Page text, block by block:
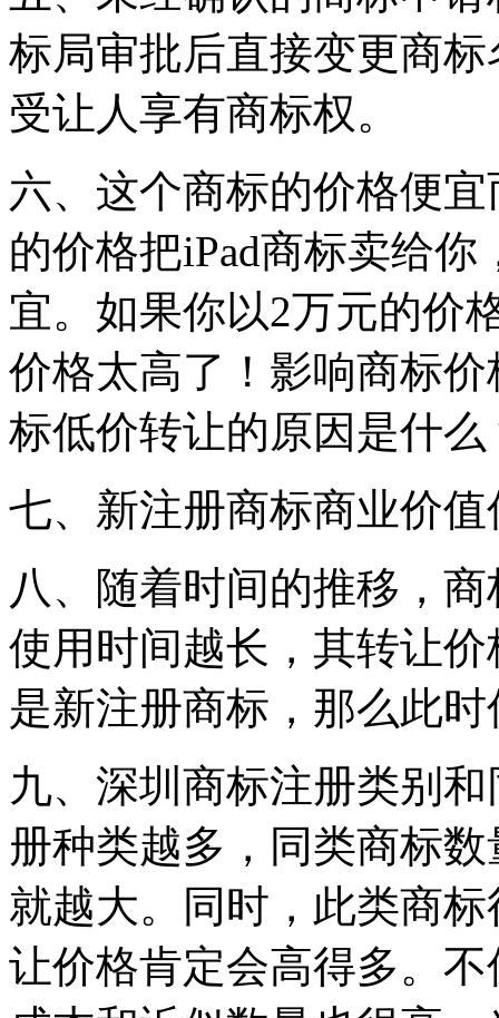
标局审批后直接变更商
受让人享有商标权。
六、这个商标的价格便
的价格把iPad商标卖给
宜。如果你以2万元的价
价格太高了！影响商标
标低价转让的原因是什么
七、新注册商标商业价
八、随着时间的推移，
使用时间越长，其转让
是新注册商标，那么此
九、深圳商标注册类别
册种类越多，同类商标
就越大。同时，此类商
让价格肯定会高得多。